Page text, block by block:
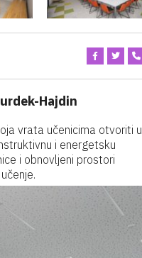
Hajdin
vrata učenicima otvoriti u
i energetsku
i obnovljeni prostori